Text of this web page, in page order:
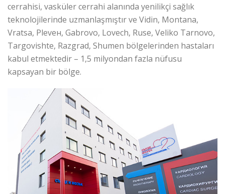
cerrahisi, vasküler cerrahi alanında yenilikçi sağlık
teknolojilerinde uzmanlaşmıştır ve Vidin, Montana,
Vratsa, Pleveн, Gabrovo, Lovech, Ruse, Veliko Tarnovo,
Targovishte, Razgrad, Shumen bölgelerinden hastaları
kabul etmektedir – 1,5 milyondan fazla nüfusu
kapsayan bir bölge.